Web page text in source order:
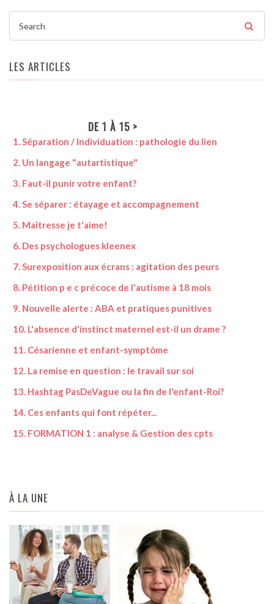
Search
LES ARTICLES
DE 1 À 15 >
1. Séparation / Individuation : pathologie du lien
2. Un langage "autartistique"
3. Faut-il punir votre enfant?
4. Se séparer : étayage et accompagnement
5. Maîtresse je t'aime!
6. Des psychologues kleenex
7. Surexposition aux écrans : agitation des peurs
8. Pétition p e c précoce de l'autisme à 18 mois
9. Nouvelle alerte : ABA et pratiques punitives
10. L'absence d'instinct maternel est-il un drame ?
11. Césarienne et enfant-symptôme
12. La remise en question : le travail sur soi
13. Hashtag PasDeVague ou la fin de l'enfant-Roi?
14. Ces enfants qui font répéter...
15. FORMATION 1 : analyse & Gestion des cpts
À LA UNE